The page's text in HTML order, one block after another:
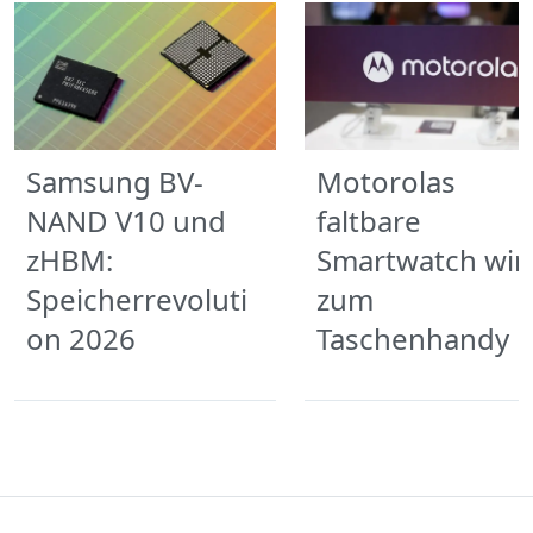
Samsung BV-
NAND V10 und
zHBM:
Speicherrevoluti
on 2026
Motorolas
faltbare
Smartwatch
zum
Taschenhandy